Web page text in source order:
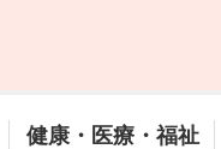
健康・医療・福祉